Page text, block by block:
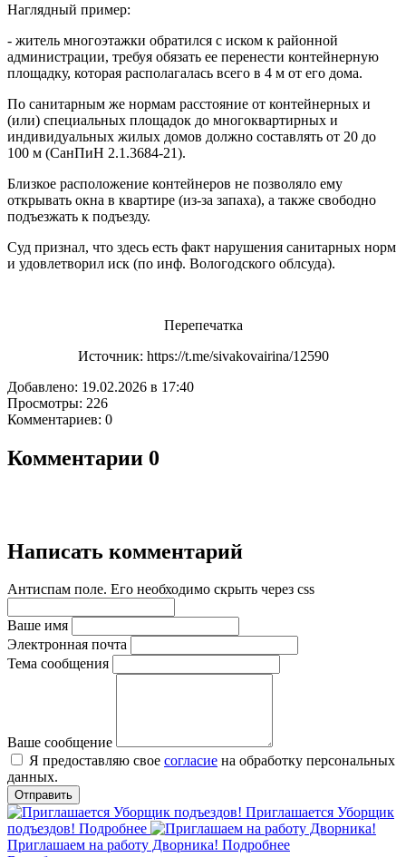
Наглядный пример:
- житель многоэтажки обратился с иском к районной
администрации, требуя обязать ее перенести контейнерную
площадку, которая располагалась всего в 4 м от его дома.
По санитарным же нормам расстояние от контейнерных и
(или) специальных площадок до многоквартирных и
индивидуальных жилых домов должно составлять от 20 до
100 м (СанПиН 2.1.3684-21).
Близкое расположение контейнеров не позволяло ему
открывать окна в квартире (из-за запаха), а также свободно
подъезжать к подъезду.
Суд признал, что здесь есть факт нарушения санитарных норм
и удовлетворил иск (по инф. Вологодского облсуда).
Перепечатка
Источник: https://t.me/sivakovairina/12590
Добавлено: 19.02.2026 в 17:40
Просмотры: 226
Комментариев: 0
Комментарии 0
Написать комментарий
Антиспам поле. Его необходимо скрыть через css
Ваше имя
Электронная почта
Тема сообщения
Ваше сообщение
Я предоставляю свое согласие на обработку персональных
данных.
Приглашается Уборщик
подъездов! Подробнее
Приглашаем на работу Дворника! Подробнее